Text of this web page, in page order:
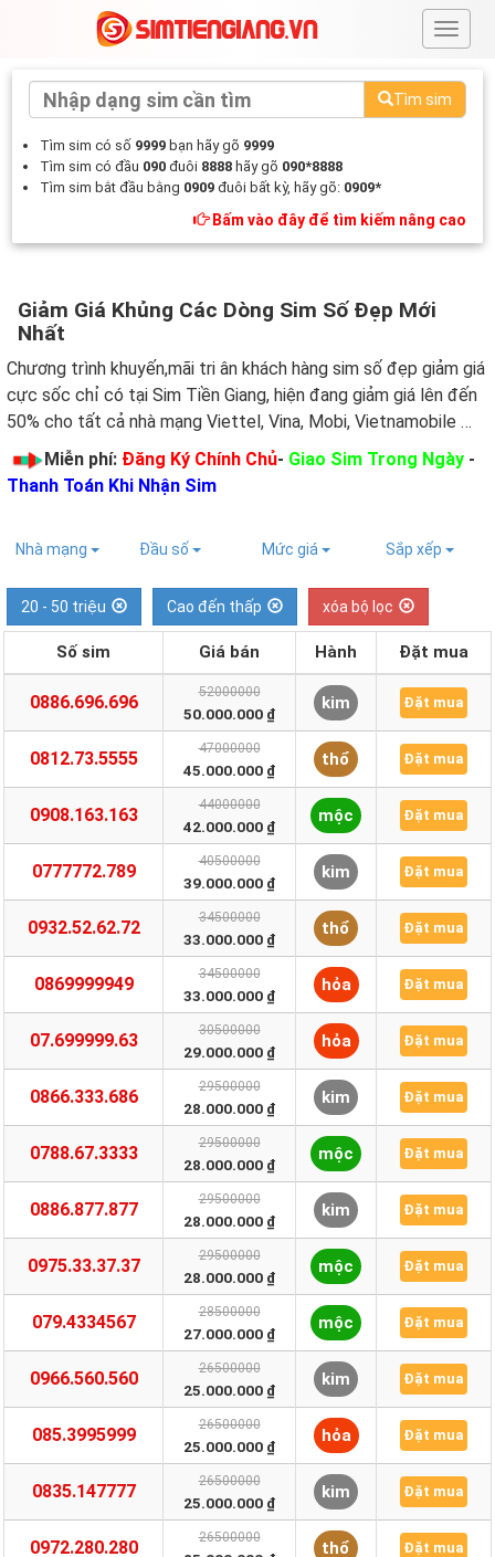
#
Tìm sim
Tìm sim có số 9999 bạn hãy gõ 9999
Tìm sim có đầu 090 đuôi 8888 hãy gõ 090*8888
Tìm sim bắt đầu bằng 0909 đuôi bất kỳ, hãy gõ: 0909*
Bấm vào đây để tìm kiếm nâng cao
Giảm Giá Khủng Các Dòng Sim Số Đẹp Mới
Nhất
Chương trình khuyến,mãi tri ân khách hàng sim số đẹp giảm giá
cực sốc chỉ có tại Sim Tiền Giang, hiện đang giảm giá lên đến
50% cho tất cả nhà mạng Viettel, Vina, Mobi, Vietnamobile …
Miễn phí: Đăng Ký Chính Chủ- Giao Sim Trong Ngày -
Thanh Toán Khi Nhận Sim
Nhà mạng Đầu số Mức giá Sắp xếp
20 - 50 triệu Cao đến thấp xóa bộ lọc
Số sim Giá bán Hành Đặt mua
0886.696.696 52000000
50.000.000 ₫
kim Đặt mua
0812.73.5555 47000000
45.000.000 ₫
thổ Đặt mua
0908.163.163 44000000
42.000.000 ₫
mộc Đặt mua
0777772.789 40500000
39.000.000 ₫
kim Đặt mua
0932.52.62.72 34500000
33.000.000 ₫
thổ Đặt mua
0869999949 34500000
33.000.000 ₫
hỏa Đặt mua
07.699999.63 30500000
29.000.000 ₫
hỏa Đặt mua
0866.333.686 29500000
28.000.000 ₫
kim Đặt mua
0788.67.3333 29500000
28.000.000 ₫
mộc Đặt mua
0886.877.877 29500000
28.000.000 ₫
kim Đặt mua
0975.33.37.37 29500000
28.000.000 ₫
mộc Đặt mua
079.4334567 28500000
27.000.000 ₫
mộc Đặt mua
0966.560.560 26500000
25.000.000 ₫
kim Đặt mua
085.3995999 26500000
25.000.000 ₫
hỏa Đặt mua
0835.147777 26500000
25.000.000 ₫
kim Đặt mua
0972.280.280 26500000
thổ Đặt mua